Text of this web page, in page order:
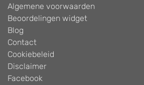
Algemene voorwaarden
Beoordelingen widget
Blog
Contact
Cookiebeleid
Disclaimer
Facebook